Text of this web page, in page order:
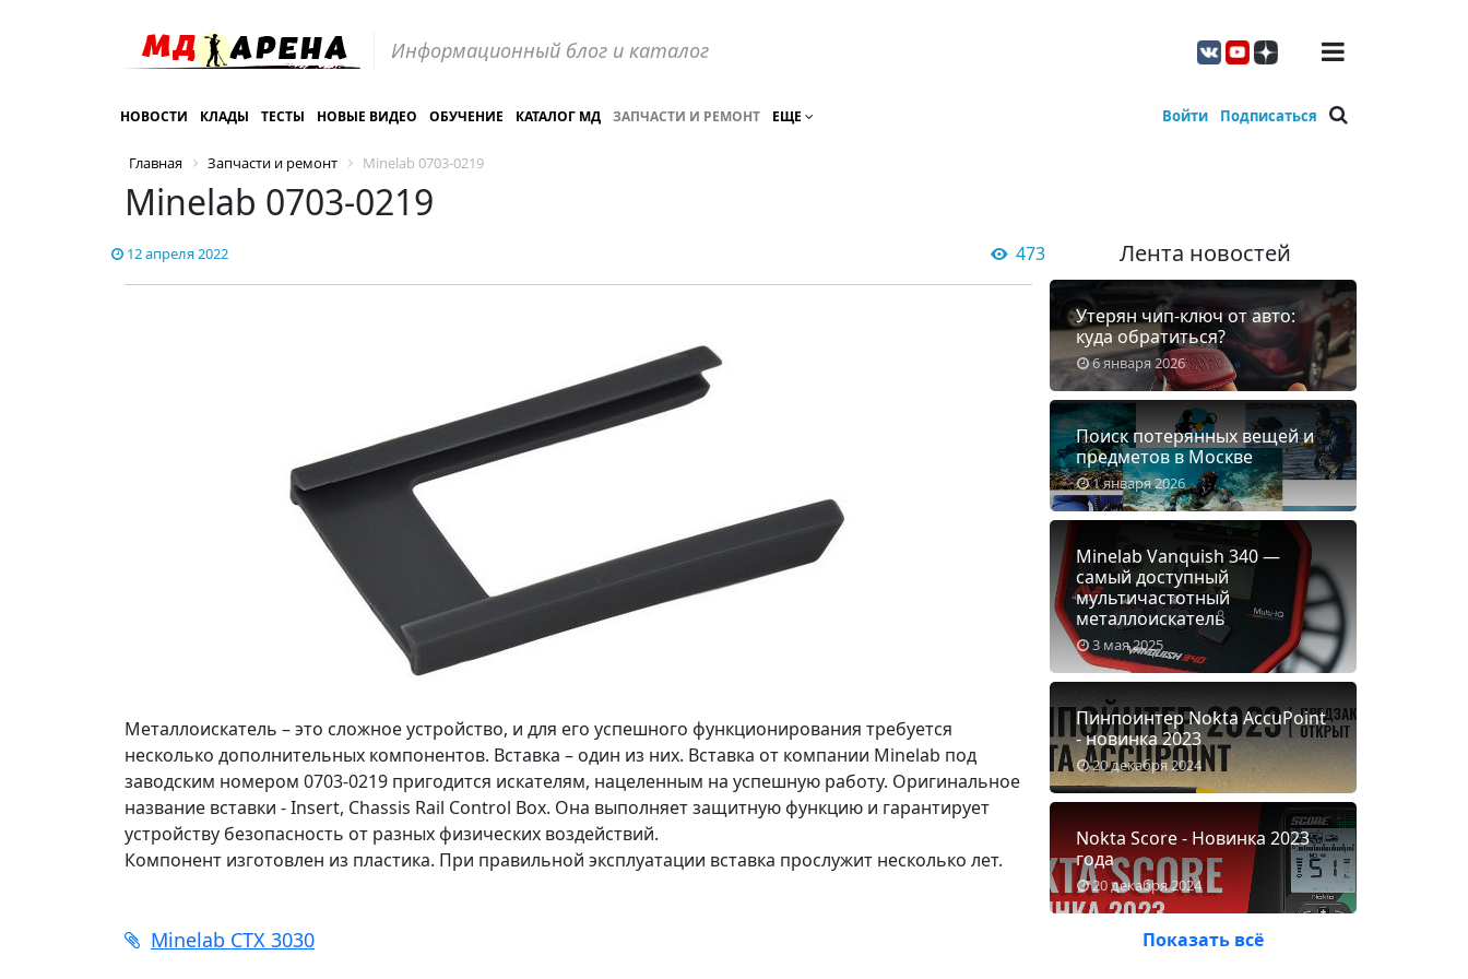
Информационный блог и каталог
НОВОСТИ КЛАДЫ ТЕСТЫ НОВЫЕ ВИДЕО ОБУЧЕНИЕ КАТАЛОГ МД ЗАПЧАСТИ И РЕМОНТ ЕЩЕ Войти Подписаться
Главная Запчасти и ремонт Minelab 0703-0219
Minelab 0703-0219
12 апреля 2022 473
Металлоискатель – это сложное устройство, и для его успешного функционирования требуется
несколько дополнительных компонентов. Вставка – один из них. Вставка от компании Minelab под
заводским номером 0703-0219 пригодится искателям, нацеленным на успешную работу. Оригинальное
название вставки - Insert, Chassis Rail Control Box. Она выполняет защитную функцию и гарантирует
устройству безопасность от разных физических воздействий.
Компонент изготовлен из пластика. При правильной эксплуатации вставка прослужит несколько лет.
Minelab CTX 3030
Лента новостей
6 января 2026
Утерян чип-ключ от авто:
куда обратиться?
1 января 2026
Поиск потерянных вещей и
предметов в Москве
3 мая 2025
Minelab Vanquish 340 —
самый доступный
мультичастотный
металлоискатель
20 декабря 2024
Пинпоинтер Nokta AccuPoint
- новинка 2023
20 декабря 2024
Nokta Score - Новинка 2023
года
Показать всё